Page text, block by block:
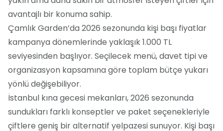
avantajlı bir konuma sahip.
Çamlık Garden’da 2026 sezonunda kişi başı fiyatlar
kampanya dönemlerinde yaklaşık 1.000 TL
seviyesinden başlıyor. Seçilecek menü, davet tipi ve
organizasyon kapsamına göre toplam bütçe yukarı
yönlü değişebiliyor.
İstanbul kına gecesi mekanları, 2026 sezonunda
sundukları farklı konseptler ve paket seçenekleriyle
çiftlere geniş bir alternatif yelpazesi sunuyor. Kişi başı